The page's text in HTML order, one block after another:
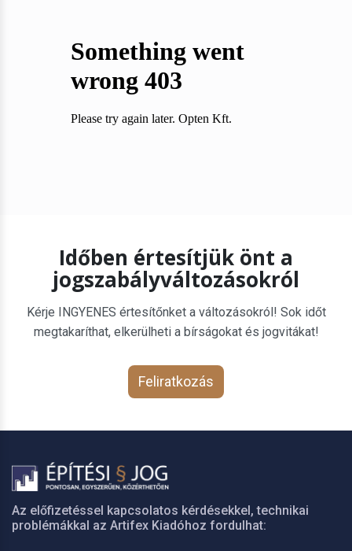
Időben értesítjük önt a
jogszabályváltozásokról
Kérje INGYENES értesítőnket a változásokról! Sok időt
megtakaríthat, elkerülheti a bírságokat és jogvitákat!
Feliratkozás
Az előfizetéssel kapcsolatos kérdésekkel, technikai
problémákkal az Artifex Kiadóhoz fordulhat: